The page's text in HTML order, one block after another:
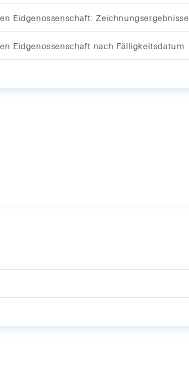
Eidgenossenschaft: Zeichnungsergebnisse
Eidgenossenschaft nach Fälligkeitsdatum